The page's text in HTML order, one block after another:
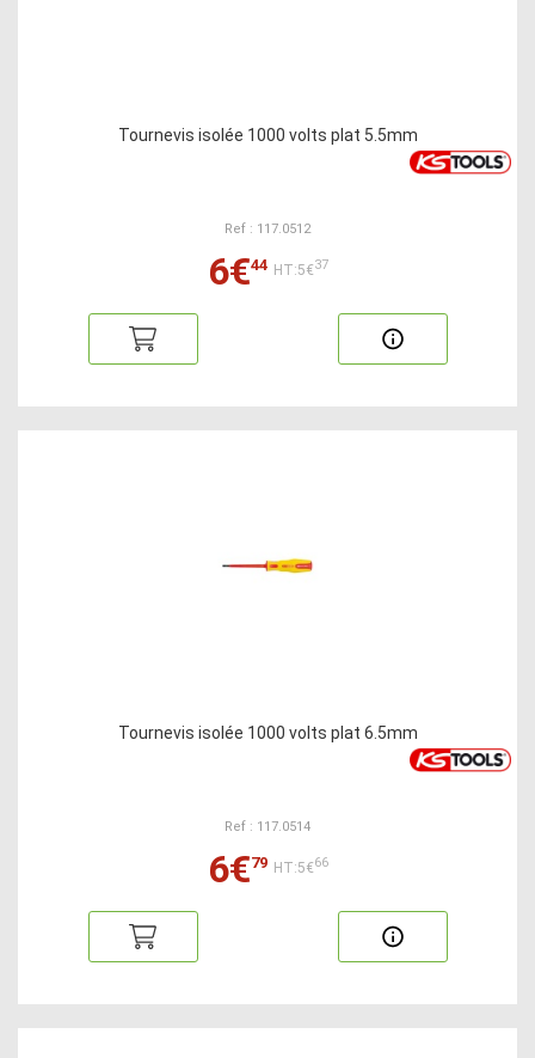
Tournevis isolée 1000 volts plat 5.5mm
Ref : 117.0512
6€44 HT:5€37
Tournevis isolée 1000 volts plat 6.5mm
Ref : 117.0514
6€79 HT:5€66